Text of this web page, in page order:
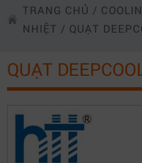
TRANG CHỦ /
NHIỆT / QUẠT
QUẠT